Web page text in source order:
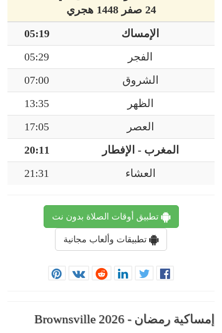
24 صفر 1448 هجري
الإمساك
05:19
الفجر
05:29
الشروق
07:00
الظهر
13:35
العصر
17:05
المغرب - الإفطار
20:11
العشاء
21:31
تطبيق أوقات الصلاة بدون نت
تطبيقات وألعاب مجانية
إمساكية رمضان - Brownsville 2026